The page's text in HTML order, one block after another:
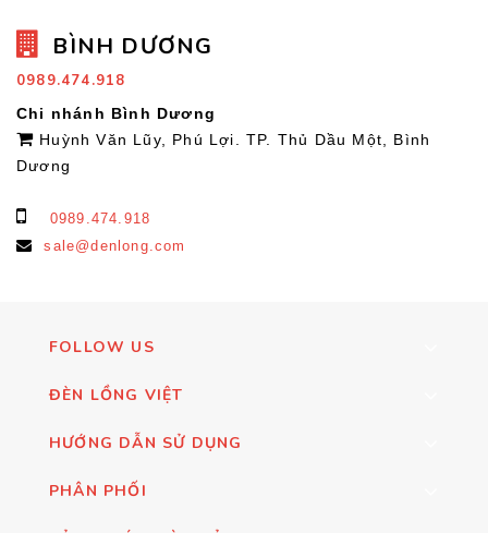
BÌNH DƯƠNG
0989.474.918
Chi nhánh Bình Dương
Huỳnh Văn Lũy, Phú Lợi. TP. Thủ Dầu Một, Bình
Dương
0989.474.918
sale@denlong.com
FOLLOW US
ĐÈN LỒNG VIỆT
HƯỚNG DẪN SỬ DỤNG
PHÂN PHỐI